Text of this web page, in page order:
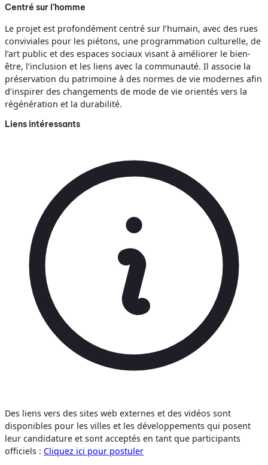
Centré sur l’homme
Le projet est profondément centré sur l’humain, avec des rues
conviviales pour les piétons, une programmation culturelle, de
l’art public et des espaces sociaux visant à améliorer le bien-
être, l’inclusion et les liens avec la communauté. Il associe la
préservation du patrimoine à des normes de vie modernes afin
d’inspirer des changements de mode de vie orientés vers la
régénération et la durabilité.
Liens intéressants
Des liens vers des sites web externes et des vidéos sont
disponibles pour les villes et les développements qui posent
leur candidature et sont acceptés en tant que participants
officiels : Cliquez ici pour postuler